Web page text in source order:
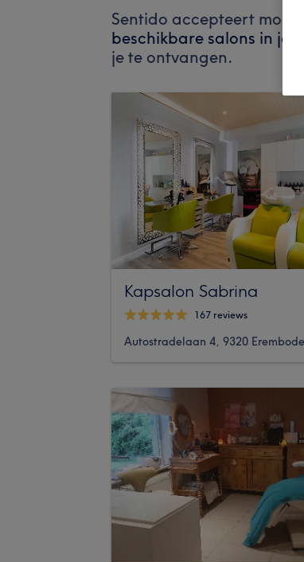
Sentido accepteert
beschikbare salons in
je te ontvangen.
Kapsalon Sabrina
167 reviews
Autostradelaan 4, 9320